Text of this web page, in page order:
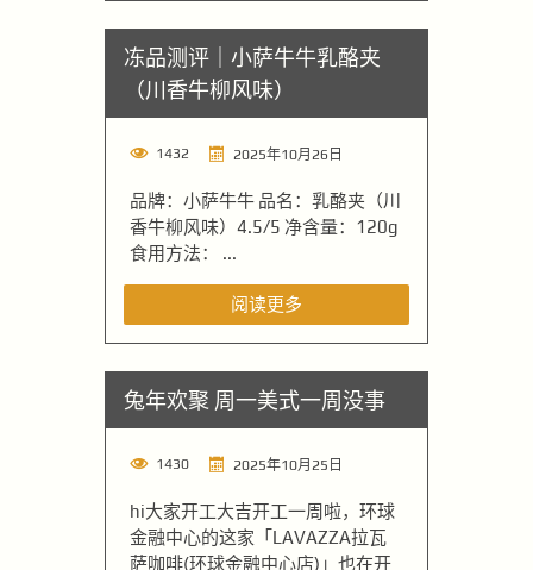
冻品测评｜小萨牛牛乳酪夹
（川香牛柳风味）
1432 2025年10月26日
品牌：小萨牛牛 品名：乳酪夹（川
香牛柳风味）4.5/5 净含量：120g
食用方法： ...
阅读更多
兔年欢聚 周一美式一周没事
1430 2025年10月25日
hi大家开工大吉开工一周啦，环球
金融中心的这家「LAVAZZA拉瓦
萨咖啡(环球金融中心店)」也在开